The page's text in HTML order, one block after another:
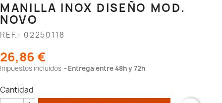
MANILLA INOX DISEÑO MOD.
NOVO
REF.: 02250118
26,86 €
Impuestos incluidos Entrega entre 48h y 72h
Cantidad